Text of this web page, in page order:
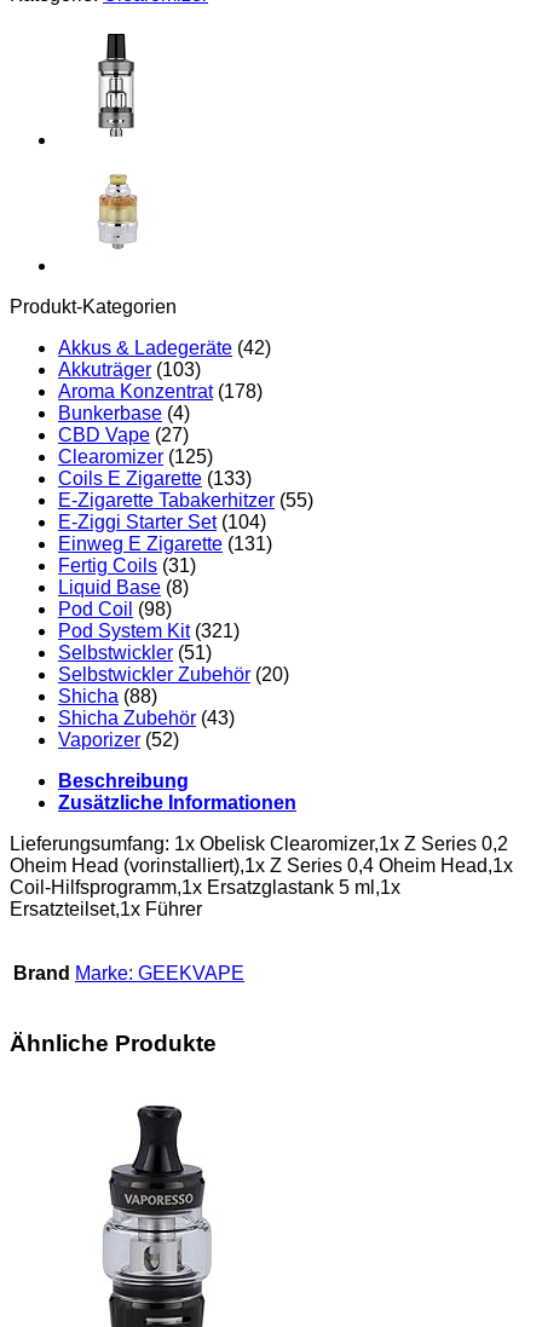
Produkt-Kategorien
Akkus & Ladegeräte (42)
Akkuträger (103)
Aroma Konzentrat (178)
Bunkerbase (4)
CBD Vape (27)
Clearomizer (125)
Coils E Zigarette (133)
E-Zigarette Tabakerhitzer (55)
E-Ziggi Starter Set (104)
Einweg E Zigarette (131)
Fertig Coils (31)
Liquid Base (8)
Pod Coil (98)
Pod System Kit (321)
Selbstwickler (51)
Selbstwickler Zubehör (20)
Shicha (88)
Shicha Zubehör (43)
Vaporizer (52)
Beschreibung
Zusätzliche Informationen
Lieferungsumfang: 1x Obelisk Clearomizer,1x Z Series 0,2
Oheim Head (vorinstalliert),1x Z Series 0,4 Oheim Head,1x
Coil-Hilfsprogramm,1x Ersatzglastank 5 ml,1x
Ersatzteilset,1x Führer
Brand Marke: GEEKVAPE
Ähnliche Produkte